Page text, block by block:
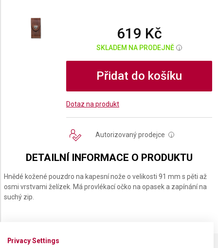
619 Kč
SKLADEM NA PRODEJNĚ i
Přidat do košíku
Dotaz na produkt
Autorizovaný prodejce i
DETAILNÍ INFORMACE O PRODUKTU
Hnědé kožené pouzdro na kapesní nože o velikosti 91 mm s pěti až
osmi vrstvami želízek. Má provlékací očko na opasek a zapínání na
suchý zip.
Privacy Settings